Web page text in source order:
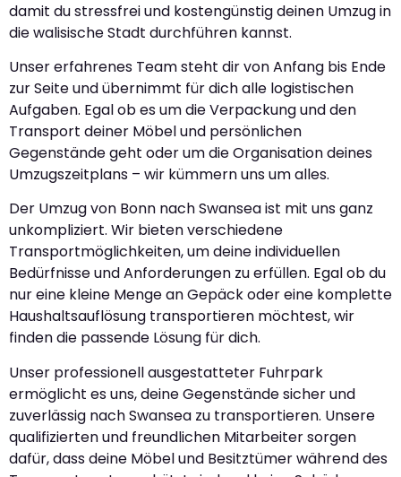
damit du stressfrei und kostengünstig deinen Umzug in
die walisische Stadt durchführen kannst.
Unser erfahrenes Team steht dir von Anfang bis Ende
zur Seite und übernimmt für dich alle logistischen
Aufgaben. Egal ob es um die Verpackung und den
Transport deiner Möbel und persönlichen
Gegenstände geht oder um die Organisation deines
Umzugszeitplans – wir kümmern uns um alles.
Der Umzug von Bonn nach Swansea ist mit uns ganz
unkompliziert. Wir bieten verschiedene
Transportmöglichkeiten, um deine individuellen
Bedürfnisse und Anforderungen zu erfüllen. Egal ob du
nur eine kleine Menge an Gepäck oder eine komplette
Haushaltsauflösung transportieren möchtest, wir
finden die passende Lösung für dich.
Unser professionell ausgestatteter Fuhrpark
ermöglicht es uns, deine Gegenstände sicher und
zuverlässig nach Swansea zu transportieren. Unsere
qualifizierten und freundlichen Mitarbeiter sorgen
dafür, dass deine Möbel und Besitztümer während des